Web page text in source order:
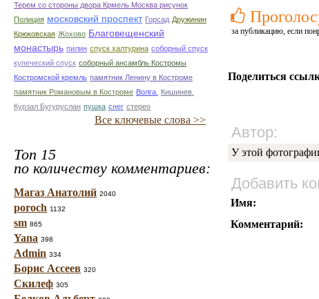
Терем со стороны двора Крмель Москва рисунок
Полиция московский проспект Горсад Дружинин
Крюковская Жохово Благовещенский
монастырь пилин спуск халтурина соборный спуск
купеческий спуск соборный ансамбль Костромы
Костромской кремль памятник Ленину в Костроме
памятник Романовым в Костроме Волга.
Кишинев.
Курзал Бугуруслан пушка снег стерео
Все ключевые слова >>
Топ 15
по количеству комментариев:
Магаз Анатолий 2040
poroch 1132
sm 865
Yana 398
Admin 334
Борис Ассеев 320
Скилеф 305
за публикацию, если
Поделиться
Автор:
У этой
Добавить
Имя:
Комментарий: